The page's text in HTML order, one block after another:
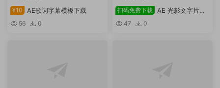
¥10
AE歌词字幕模板下载
56 0
扫码免费下载 AE 光影文字片头
模板免费下载
47 0